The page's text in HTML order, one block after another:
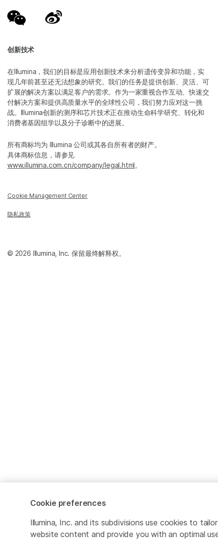
创新技术
在Illumina，我们的目标是应用创新技术来分析遗传变异和功能，实
现几年前甚至还无法想象的研究。我们的任务是提供创新、灵活、可
扩展的解决方案以满足客户的需求。作为一家重视合作互动、快速交
付解决方案和提供高质量水平的全球性公司，我们努力应对这一挑
战。Illumina创新的测序和芯片技术正在推动生命科学研究、转化和
消费者基因组学以及分子诊断中的进展。
所有商标均为 Illumina 公司或其各自所有者的财产。
具体商标信息，请参见
www.illumina.com.cn/company/legal.html。
Cookie Management Center
隐私政策
© 2026 Illumina, Inc. 保留最终解释权。
Cookie preferences
Illumina, Inc. and its subdivisions use cookies to tailor
website content and provide you with an optimal